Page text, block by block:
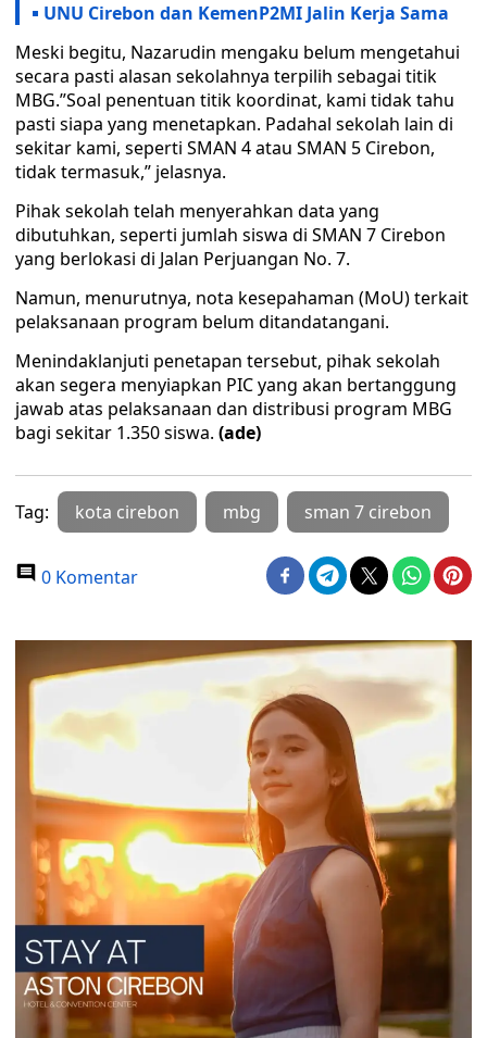
UNU Cirebon dan KemenP2MI Jalin Kerja Sama
Meski begitu, Nazarudin mengaku belum mengetahui
secara pasti alasan sekolahnya terpilih sebagai titik
MBG.”Soal penentuan titik koordinat, kami tidak tahu
pasti siapa yang menetapkan. Padahal sekolah lain di
sekitar kami, seperti SMAN 4 atau SMAN 5 Cirebon,
tidak termasuk,” jelasnya.
Pihak sekolah telah menyerahkan data yang
dibutuhkan, seperti jumlah siswa di SMAN 7 Cirebon
yang berlokasi di Jalan Perjuangan No. 7.
Namun, menurutnya, nota kesepahaman (MoU) terkait
pelaksanaan program belum ditandatangani.
Menindaklanjuti penetapan tersebut, pihak sekolah
akan segera menyiapkan PIC yang akan bertanggung
jawab atas pelaksanaan dan distribusi program MBG
bagi sekitar 1.350 siswa. (ade)
Tag: kota cirebon mbg sman 7 cirebon
0 Komentar